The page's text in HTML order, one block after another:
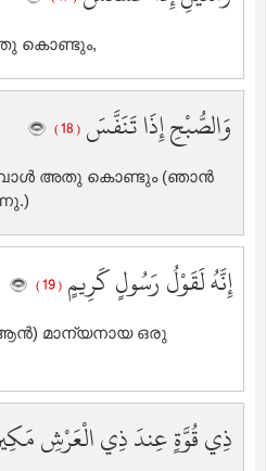
കൊണ്ടും,
وَالصُّبْحِ إِذَا تَنَفَّسَ ( 18 )
അതു കൊണ്ടും (ഞാന്‍
إِنَّهُ لَقَوْلُ رَسُولٍ كَرِيمٍ ( 19 )
മാന്യനായ ഒരു
ذِي قُوَّةٍ عِندَ ذِي الْعَرْشِ